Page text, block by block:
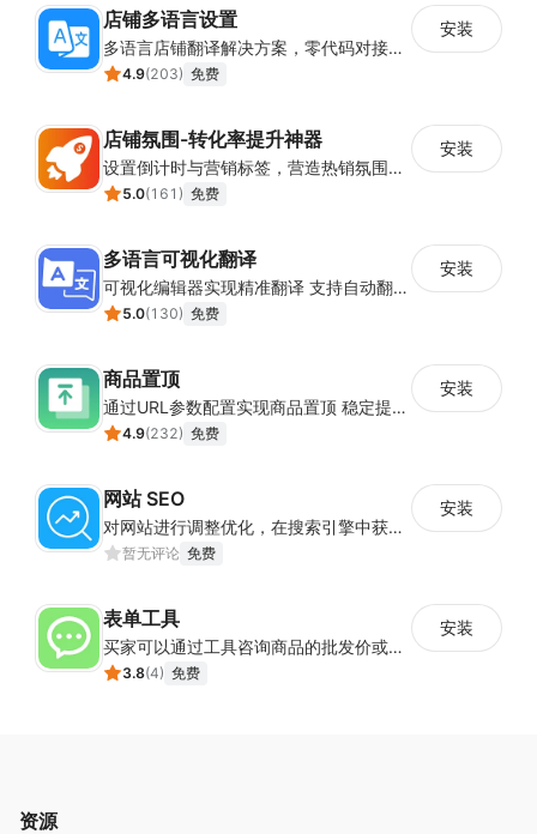
店铺多语言设置
多语言店铺翻译解决方案，零代码对接全球消费者
4.9(203) 免费
安装
店铺氛围-转化率提升神器
设置倒计时与营销标签，营造热销氛围强化购买意愿，提升下单转化率
5.0(161 ) 免费
安装
多语言可视化翻译
可视化编辑器实现精准翻译 支持自动翻译与人工校对
5.0(130) 免费
安装
商品置顶
通过URL参数配置实现商品置顶 稳定提升目标商品曝光
4.9(232) 免费
安装
网站 SEO
对网站进行调整优化，在搜索引擎中获得更多的展现量
暂无评论 免费
安装
表单工具
买家可以通过工具咨询商品的批发价或合作事宜
3.8(4) 免费
安装
资源